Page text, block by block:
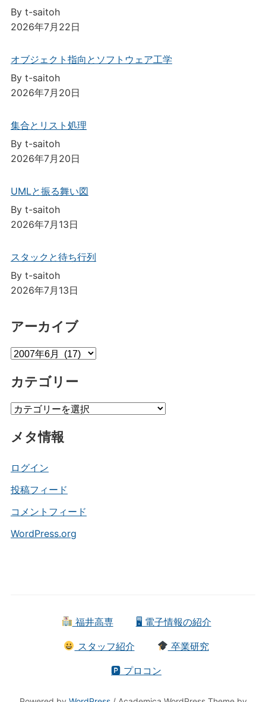
By t-saitoh
2026年7月22日
オブジェクト指向とソフトウェア工学
By t-saitoh
2026年7月20日
集合とリスト処理
By t-saitoh
2026年7月20日
UMLと振る舞い図
By t-saitoh
2026年7月13日
スタックと待ち行列
By t-saitoh
2026年7月13日
アーカイブ
ア
カ
ブ
カテゴリー
カ
ゴ
ー
メタ情報
ログイン
投稿フィード
コメントフィード
WordPress.org
福井高専 🖥 電子情報の紹介
スタッフ紹介 卒業研究
🅿 プロコン